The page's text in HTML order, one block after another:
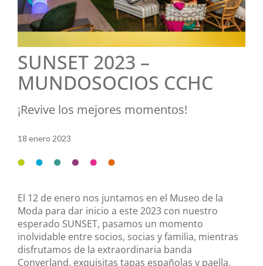
SUNSET 2023 –
MUNDOSOCIOS CCHC
¡Revive los mejores momentos!
18 enero 2023
El 12 de enero nos juntamos en el Museo de la
Moda para dar inicio a este 2023 con nuestro
esperado SUNSET, pasamos un momento
inolvidable entre socios, socias y familia, mientras
disfrutamos de la extraordinaria banda
Converland, exquisitas tapas españolas y paella,